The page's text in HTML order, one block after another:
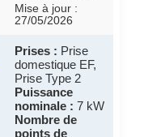
Mise à jour :
27/05/2026
Prises : Prise
domestique EF,
Prise Type 2
Puissance
nominale : 7 kW
Nombre de
points de